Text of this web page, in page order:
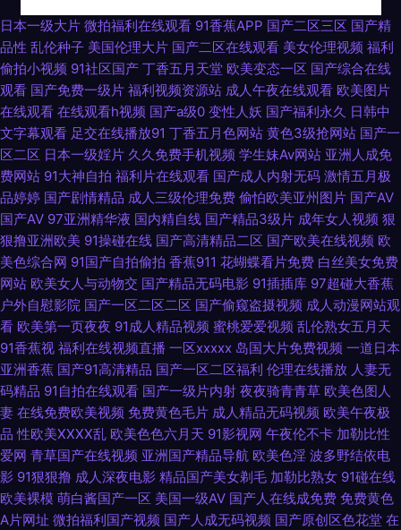
美影院婷婷视频 欧美人妖人兽 欧美另类bdsm 免费看片91 久久精品视频网站
肏屄网站 91传媒国产吴梦梦 91工厂熟女露脸 大香蕉福利导航 91免费小视频
在线观看 国产成人精品一二三区 五月天综合色图 午夜福利院281 1024老司
机看片 91操美女 91av视频在线导航 中文字幕十六区 亚洲色图男人天堂Av
香蕉视频av麻烦 五月天成人导航 色交亚韩 日韩欧美爱爱 青草社区久久 97资
源共享 国产精品色 黑人无码一区 人妻福利95 日韩成人在线入口 日韩免费成
人黄色网址 欧美日在线 久久人妻视频 九一超碰网 精东91涩天堂 国产91在线
视频看看 国内黄色片 成人综合网站在线观看 豆花观频在线观看 91肏碰 大香
蕉92 wwwprontv6 97色色电影 91探花视频 91久色蝌蚪视频 91青草草 91精
东福利片 91秦先生在线 91官方视频在线看网页 91超碰久草牛牛 影音先锋每
日AV 一区二区成人 51黑料福利社在线 超碰色91 91官方视频网站 91尤物视
日本一级大片 微拍福利在线观看 91香蕉APP 国产二区三区 国产精
品性 乱伦种子 美国伦理大片 国产二区在线观看 美女伦理视频 福利
偷拍小视频 91社区国产 丁香五月天堂 欧美变态一区 国产综合在线
观看 国产免费一级片 福利视频资源站 成人午夜在线观看 欧美图片
在线观看 在线观看h视频 国产a级0 变性人妖 国产福利永久 日韩中
文字幕观看 足交在线播放91 丁香五月色网站 黄色3级抢网站 国产一
区二区 日本一级婬片 久久免费手机视频 学生妹Av网站 亚洲人成免
费网站 91大神自拍 福利片在线观看 国产成人内射无码 激情五月极
品婷婷 国产剧情精品 成人三级伦理免费 偷怕欧美亚州图片 国产AV
国产AV 97亚洲精华液 国内精自线 国产精品3级片 成年女人视频 狠
狠撸亚洲欧美 91操碰在线 国产高清精品二区 国产欧美在线视频 欧
美色综合网 91国产自拍偷拍 香蕉911 花蝴蝶看片免费 白丝美女免费
网站 欧美女人与动物交 国产精品无码电影 91插插库 97超碰大香蕉
户外自慰影院 国产一区二区二区 国产偷窥盗摄视频 成人动漫网站观
看 欧美第一页夜夜 91成人精品视频 蜜桃爱爱视频 乱伦熟女五月天
91香蕉视 福利在线视频直播 一区xxxxx 岛国大片免费视频 一道日本
亚洲香蕉 国产91高清精品 国产一区二区福利 伦理在线播放 人妻无
码精品 91自拍在线观看 国产一级片内射 夜夜骑青青草 欧美色图人
妻 在线免费欧美视频 免费黄色毛片 成人精品无码视频 欧美午夜极
品 性欧美ⅩⅩⅩⅩ乱 欧美色色六月天 91影视网 午夜伦不卡 加勒比性
爱网 青草国产在线视频 亚洲国产精品导航 欧美色淫 波多野结依电
影 91狠狠撸 成人深夜电影 精品国产美女剃毛 加勒比熟女 91碰在线
欧美裸模 萌白酱国产一区 美国一级AV 国产人在线成免费 免费黄色
A片网址 微拍福利国产视频 国产人成无码视频 国产原创区色花堂 在